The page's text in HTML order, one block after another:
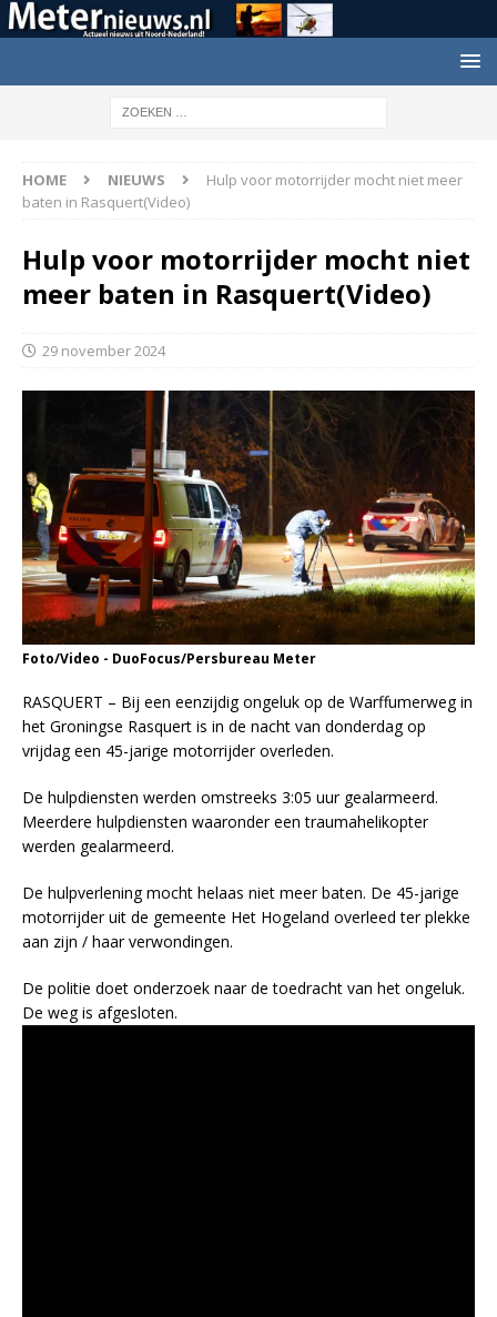
HOME NIEUWS
Hulp voor motorrijder mocht niet meer
baten in Rasquert(Video)
Hulp voor motorrijder mocht niet
meer baten in Rasquert(Video)
29 november 2024
Foto/Video - DuoFocus/Persbureau Meter
RASQUERT – Bij een eenzijdig ongeluk op de Warffumerweg in
het Groningse Rasquert is in de nacht van donderdag op
vrijdag een 45-jarige motorrijder overleden.
De hulpdiensten werden omstreeks 3:05 uur gealarmeerd.
Meerdere hulpdiensten waaronder een traumahelikopter
werden gealarmeerd.
De hulpverlening mocht helaas niet meer baten. De 45-jarige
motorrijder uit de gemeente Het Hogeland overleed ter plekke
aan zijn / haar verwondingen.
De politie doet onderzoek naar de toedracht van het ongeluk.
De weg is afgesloten.